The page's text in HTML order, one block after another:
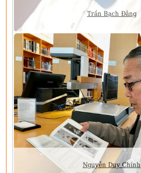
Trần Bạch Đằng
Nguyễn Duy Chính